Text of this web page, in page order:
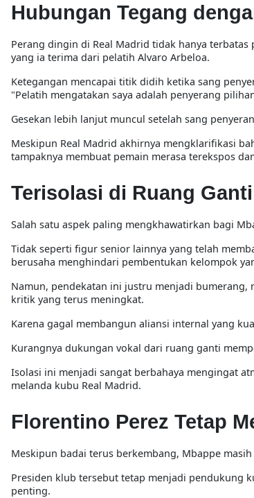
Hubungan Tegang
Perang dingin di Real Madrid tidak hanya
yang ia terima dari pelatih Alvaro Arbeloa.
Ketegangan mencapai titik didih ketika sang
"Pelatih mengatakan saya adalah penyerang
Gesekan lebih lanjut muncul setelah sang
Meskipun Real Madrid akhirnya mengklarifikasi
tampaknya membuat pemain merasa terekspos
Terisolasi di Ruang
Salah satu aspek paling mengkhawatirkan bagi
Tidak seperti figur senior lainnya yang telah
berusaha menghindari pembentukan kelompok
Namun, pendekatan ini justru menjadi bumerang,
kritik yang terus meningkat.
Karena gagal membangun aliansi internal yang
Kurangnya dukungan vokal dari ruang ganti
Isolasi ini menjadi sangat berbahaya mengingat
melanda kubu Real Madrid.
Florentino Perez Tetap
Meskipun badai terus berkembang, Mbappe
Presiden klub tersebut tetap menjadi pendukung
penting.